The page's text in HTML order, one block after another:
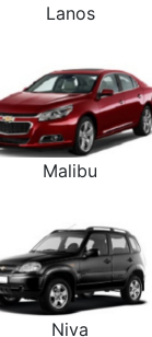
Lanos
Malibu
Niva